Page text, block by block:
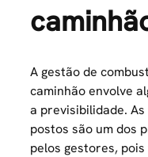
A gestão de
caminhãoenvolve
a previsibilidade.
postos são um dos
pelos gestores,